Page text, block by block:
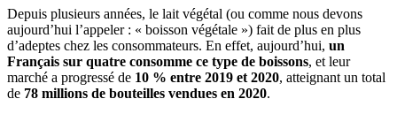
Depuis plusieurs années, le lait végétal (ou comme nous devons
aujourd’hui l’appeler : « boisson végétale ») fait de plus en plus
d’adeptes chez les consommateurs. En effet, aujourd’hui, un
Français sur quatre consomme ce type de boissons, et leur
marché a progressé de 10 % entre 2019 et 2020, atteignant un total
de 78 millions de bouteilles vendues en 2020.